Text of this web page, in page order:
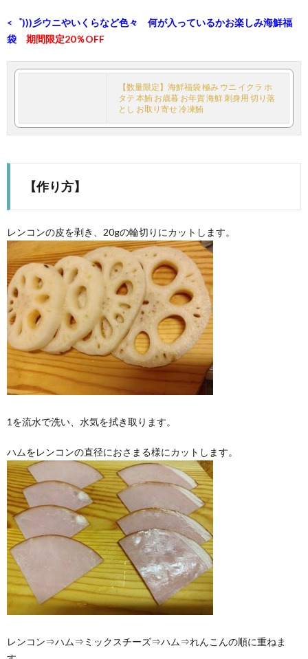
<゜)))彡ウニやいくらなど色々 何が入っているかお楽しみ海鮮福
袋 期間限定20％OFF
【数量限定】海鮮福袋 極み ウニ イクラ ホ
タテ 本鮪 お歳暮 お年賀 海鮮 刺身用 切り落
とし お取り寄せ 冷凍鮪
【作り方】
レンコンの皮を剥き、20gの輪切りにカットします。
1を流水で洗い、水気を拭き取ります。
ハムをレンコンの直径におさまる様にカットします。
レンコン⇒ハム⇒ミックスチーズ⇒ハム⇒れんこんの順に重ねま